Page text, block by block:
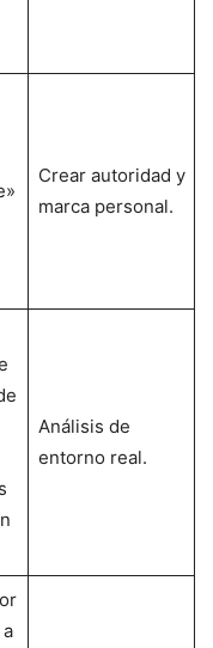
Crear autoridad y
marca personal.
Análisis de
entorno real.